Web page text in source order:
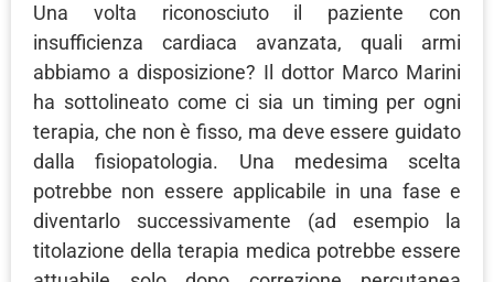
Una volta riconosciuto il paziente con
insufficienza cardiaca avanzata, quali armi
abbiamo a disposizione? Il dottor Marco Marini
ha sottolineato come ci sia un timing per ogni
terapia, che non è fisso, ma deve essere guidato
dalla fisiopatologia. Una medesima scelta
potrebbe non essere applicabile in una fase e
diventarlo successivamente (ad esempio la
titolazione della terapia medica potrebbe essere